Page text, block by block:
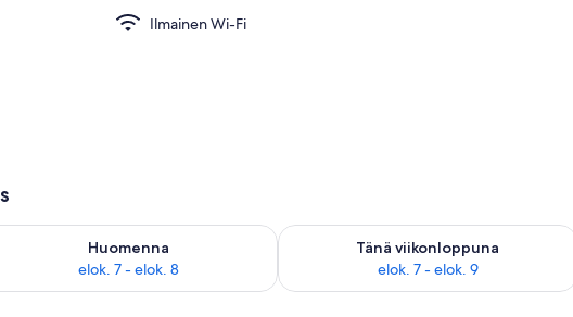
Ilmainen Wi-Fi
7
Huomenna
elok. 7 - elok. 8
huomisen saatavuus elok. 7 - elok. 8
Tänä viikonloppuna
elok. 7 - elok. 9
Tarkista tämän viikonlopun saatavuus